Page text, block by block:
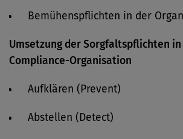
Bemühenspflichten in der
Umsetzung der Sorgfaltspflichten
Compliance-Organisation
Aufklären (Prevent)
Abstellen (Detect)